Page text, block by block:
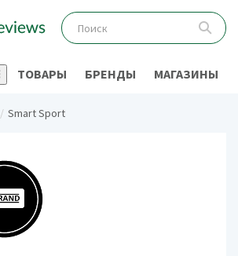
ТОВАРЫ БРЕНДЫ МАГАЗИНЫ
Smart Sport